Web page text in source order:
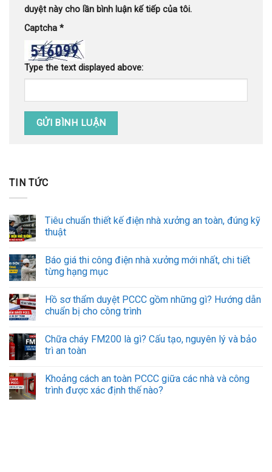
duyệt này cho lần bình luận kế tiếp của tôi.
Captcha *
Type the text displayed above:
TIN TỨC
Tiêu chuẩn thiết kế điện nhà xưởng an toàn, đúng kỹ
thuật
Báo giá thi công điện nhà xưởng mới nhất, chi tiết
từng hạng mục
Hồ sơ thẩm duyệt PCCC gồm những gì? Hướng dẫn
chuẩn bị cho công trình
Chữa cháy FM200 là gì? Cấu tạo, nguyên lý và bảo
trì an toàn
Khoảng cách an toàn PCCC giữa các nhà và công
trình được xác định thế nào?